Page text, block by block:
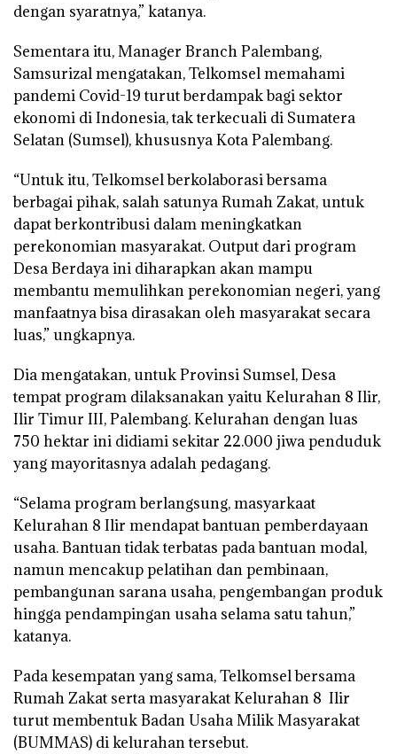
dengan syaratnya,” katanya.
Sementara itu, Manager Branch Palembang,
Samsurizal mengatakan, Telkomsel memahami
pandemi Covid-19 turut berdampak bagi sektor
ekonomi di Indonesia, tak terkecuali di Sumatera
Selatan (Sumsel), khususnya Kota Palembang.
“Untuk itu, Telkomsel berkolaborasi bersama
berbagai pihak, salah satunya Rumah Zakat, untuk
dapat berkontribusi dalam meningkatkan
perekonomian masyarakat. Output dari program
Desa Berdaya ini diharapkan akan mampu
membantu memulihkan perekonomian negeri, yang
manfaatnya bisa dirasakan oleh masyarakat secara
luas,” ungkapnya.
Dia mengatakan, untuk Provinsi Sumsel, Desa
tempat program dilaksanakan yaitu Kelurahan 8 Ilir,
Ilir Timur III, Palembang. Kelurahan dengan luas
750 hektar ini didiami sekitar 22.000 jiwa penduduk
yang mayoritasnya adalah pedagang.
“Selama program berlangsung, masyarkaat
Kelurahan 8 Ilir mendapat bantuan pemberdayaan
usaha. Bantuan tidak terbatas pada bantuan modal,
namun mencakup pelatihan dan pembinaan,
pembangunan sarana usaha, pengembangan produk
hingga pendampingan usaha selama satu tahun,”
katanya.
Pada kesempatan yang sama, Telkomsel bersama
Rumah Zakat serta masyarakat Kelurahan 8 Ilir
turut membentuk Badan Usaha Milik Masyarakat
(BUMMAS) di kelurahan tersebut.